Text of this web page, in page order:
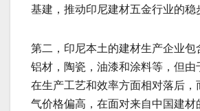
基建，推动印尼建材五金行业的稳
第二，印尼本土的建材生产企业包
铝材，陶瓷，油漆和涂料等，但由
在生产工艺和效率方面相对落后，
气价格偏高，在面对来自中国建材